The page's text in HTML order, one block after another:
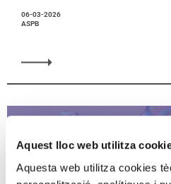
Aquest lloc web utilitza
Aquesta web utilitza cookies
06-03-2026
ASPB